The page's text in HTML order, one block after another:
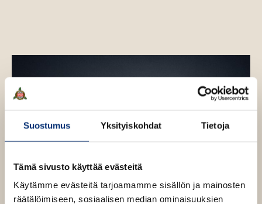
Suostumus Yksityiskohdat Tietoja
Tämä sivusto käyttää evästeitä
Käytämme evästeitä tarjoamamme sisällön ja mainosten
räätälöimiseen, sosiaalisen median ominaisuuksien
u